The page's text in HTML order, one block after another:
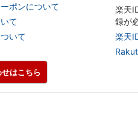
ポンについて
て
いて
楽天
録が
楽天
はこちら